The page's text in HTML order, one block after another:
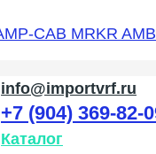
info@importvrf.ru
+7 (904) 369-82-
Каталог